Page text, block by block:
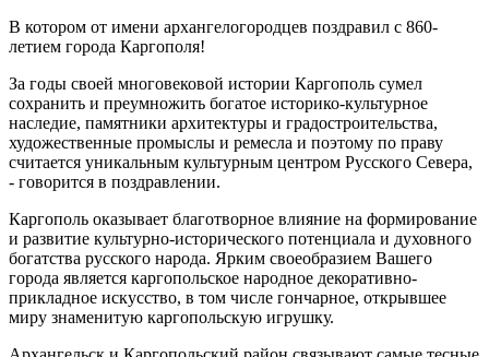
В котором от имени архангелогородцев поздравил с 860-
летием города Каргополя!
За годы своей многовековой истории Каргополь сумел
сохранить и преумножить богатое историко-культурное
наследие, памятники архитектуры и градостроительства,
художественные промыслы и ремесла и поэтому по праву
считается уникальным культурным центром Русского Севера,
- говорится в поздравлении.
Каргополь оказывает благотворное влияние на формирование
и развитие культурно-исторического потенциала и духовного
богатства русского народа. Ярким своеобразием Вашего
города является каргопольское народное декоративно-
прикладное искусство, в том числе гончарное, открывшее
миру знаменитую каргопольскую игрушку.